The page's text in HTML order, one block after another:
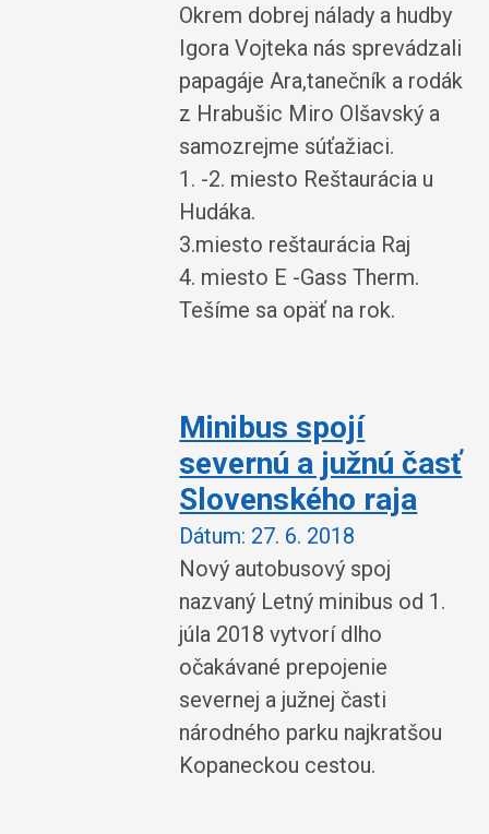
Okrem dobrej nálady a hudby
Igora Vojteka nás sprevádzali
papagáje Ara,tanečník a rodák
z Hrabušic Miro Olšavský a
samozrejme súťažiaci.
1. -2. miesto Reštaurácia u
Hudáka.
3.miesto reštaurácia Raj
4. miesto E -Gass Therm.
Tešíme sa opäť na rok.
Minibus spojí
severnú a južnú časť
Slovenského raja
Dátum: 27. 6. 2018
Nový autobusový spoj
nazvaný Letný minibus od 1.
júla 2018 vytvorí dlho
očakávané prepojenie
severnej a južnej časti
národného parku najkratšou
Kopaneckou cestou.